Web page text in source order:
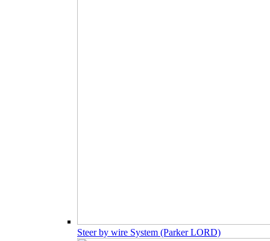
Steer by wire System (Parker LORD)